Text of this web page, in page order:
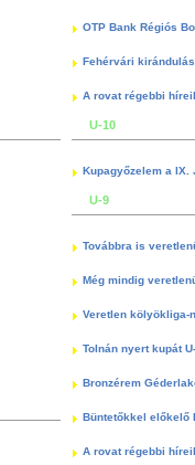
OTP Bank Régiós
Fehérvári kirándulás
A rovat régebbi
U-10
Kupagyőzelem a
U-9
Továbbra is
Még mindig
Veretlen kölyökliga-
Tolnán nyert kupát
Bronzérem
Büntetőkkel előkelő
A rovat régebbi